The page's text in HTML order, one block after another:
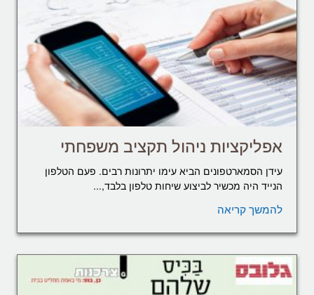
אפליקציות ניהול תקציב משפחתי
עידן הסמארטפונים הביא עימו יתרונות רבים. פעם הטלפון
הנייד היה מכשיר לביצוע שיחות טלפון בלבד,...
להמשך קריאה